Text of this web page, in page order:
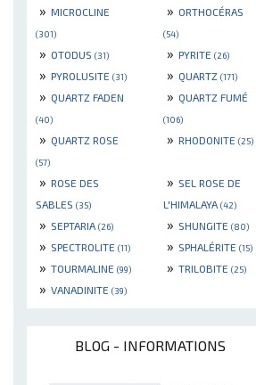
» MICROCLINE
(301)
» ORTHOCÉRAS
(54)
» OTODUS (31) » PYRITE (26)
» PYROLUSITE (31) » QUARTZ (171)
» QUARTZ FADEN
(40)
» QUARTZ FUMÉ
(106)
» QUARTZ ROSE
(57)
» RHODONITE (25)
» ROSE DES
SABLES (35)
» SEL ROSE DE
L'HIMALAYA (42)
» SEPTARIA (26) » SHUNGITE (80)
» SPECTROLITE (11) » SPHALÉRITE (15)
» TOURMALINE (99) » TRILOBITE (25)
» VANADINITE (39)
BLOG - INFORMATIONS